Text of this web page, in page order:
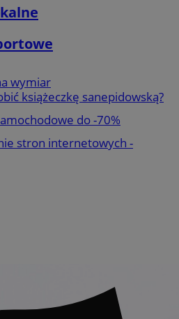
wymiar
książeczkę sanepidowską?
do -70%
stron internetowych -